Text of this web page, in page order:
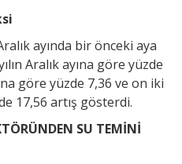
ayında bir önceki aya
Aralık ayına göre yüzde
göre yüzde 7,36 ve on iki
17,56 artış gösterdi.
SU TEMİNİ